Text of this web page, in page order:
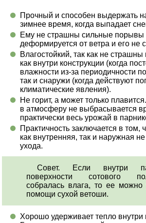
Прочный и способен выдержать
зимнее время, когда выпадает
Ему не страшны сильные порывы
деформируется от ветра и его не
Влагостойкий, так как не страшны
как внутри конструкции (когда
влажности из-за периодичности
так и снаружи (когда действуют
климатические явления).
Не горит, а может только
в атмосферу не выбрасывается
практически весь урожай в
Практичность заключается в том,
как внутренняя, так и наружная
ухода.
Совет. Если внутри
поверхности сотового
собралась влага, то ее можно
помощи сухой ветоши.
Хорошо удерживает тепло внутри